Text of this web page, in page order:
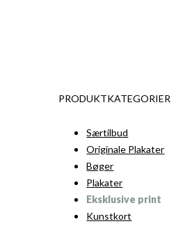
PRODUKTKATEGORIER
Særtilbud
Originale Plakater
Bøger
Plakater
Eksklusive print
Kunstkort